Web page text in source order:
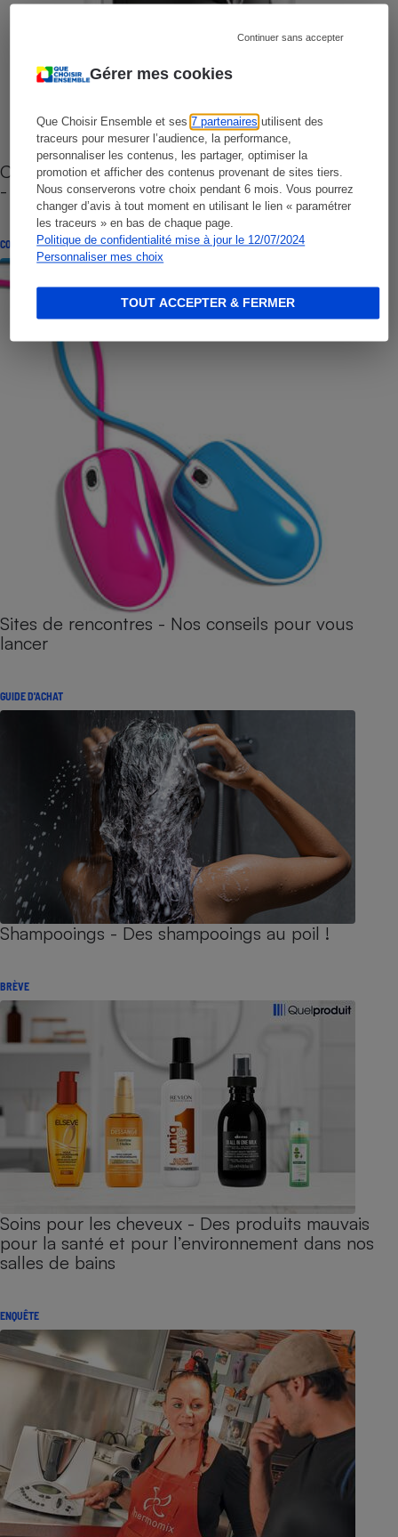
Gérer mes cookies
Que Choisir Ensemble et ses7 partenaires utilisent des
traceurs pour mesurer l’audience, la performance,
personnaliser les contenus, les partager, optimiser la
promotion et afficher des contenus provenant de sites tiers.
Nous conserverons votre choix pendant 6 mois. Vous pourrez
changer d’avis à tout moment en utilisant le lien « paramétrer
les traceurs » en bas de chaque page.
Politique de confidentialité mise à jour le 12/07/2024
Personnaliser mes choix
Continuer sans accepter
TOUT ACCEPTER & FERMER
Cafetière à capsules zéro déchet CoffeeB (vidéo)
- Premières impressions
CONSEILS
Sites de rencontres - Nos conseils pour vous
lancer
GUIDE D'ACHAT
Shampooings - Des shampooings au poil !
BRÈVE
Soins pour les cheveux - Des produits mauvais
pour la santé et pour l’environnement dans nos
salles de bains
ENQUÊTE